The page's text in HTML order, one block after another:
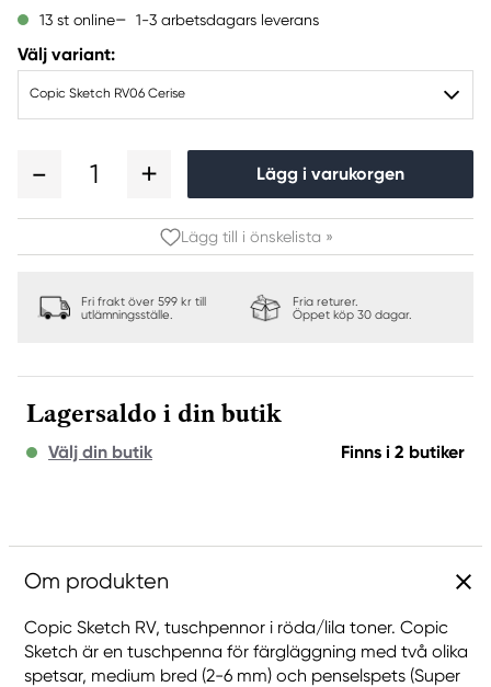
13 st online 1-3 arbetsdagars leverans
Välj variant:
Copic Sketch RV06 Cerise
1 Lägg i varukorgen
Lägg till i önskelista »
Fri frakt över 599 kr till
utlämningsställe.
Fria returer.
Öppet köp 30 dagar.
Lagersaldo i din butik
Välj din butik Finns i 2 butiker
Om produkten
Copic Sketch RV, tuschpennor i röda/lila toner. Copic
Sketch är en tuschpenna för färgläggning med två olika
spetsar, medium bred (2-6 mm) och penselspets (Super